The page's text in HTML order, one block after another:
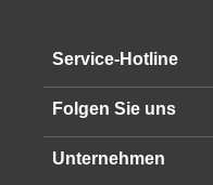
Service-Hotline
Folgen Sie uns
Unternehmen